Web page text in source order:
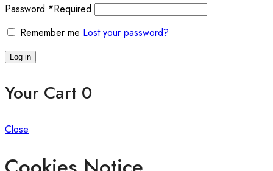
Password *Required
Remember me Lost your password?
Log in
Your Cart 0
Close